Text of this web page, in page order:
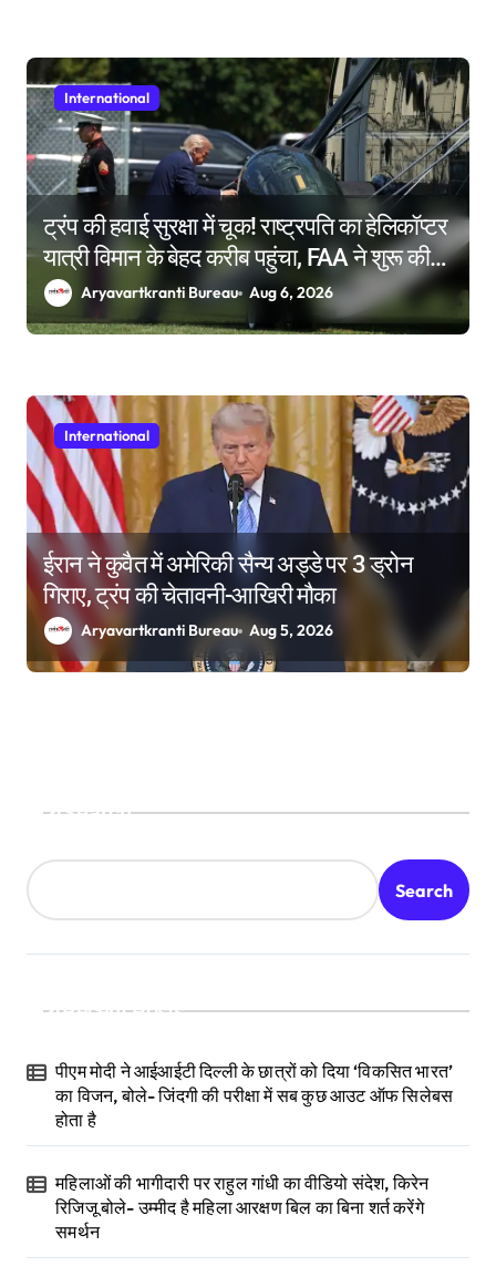
International
ट्रंप की हवाई सुरक्षा में चूक! राष्ट्रपति का हेलिकॉप्टर
यात्री विमान के बेहद करीब पहुंचा, FAA ने शुरू की
जांच Aryavartkranti Bureau Aug 6, 2026
International
ईरान ने कुवैत में अमेरिकी सैन्य अड्डे पर 3 ड्रोन
गिराए, ट्रंप की चेतावनी-आखिरी मौका
Aryavartkranti Bureau Aug 5, 2026
Search
Search
Recent Posts
पीएम मोदी ने आईआईटी दिल्ली के छात्रों को दिया ‘विकसित भारत’
का विजन, बोले- जिंदगी की परीक्षा में सब कुछ आउट ऑफ सिलेबस
होता है
महिलाओं की भागीदारी पर राहुल गांधी का वीडियो संदेश, किरेन
रिजिजू बोले- उम्मीद है महिला आरक्षण बिल का बिना शर्त करेंगे
समर्थन